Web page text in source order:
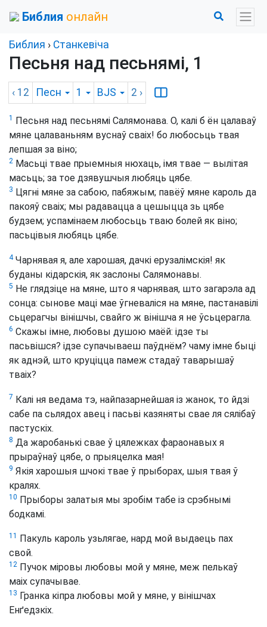
Библия онлайн
Библия › Станкевіча
Песьня над песьнямі, 1
‹ 12 Песн 1 BJS 2 ›
1
Песьня над песьнямі Салямонава. О, калі б ён цалаваў
мяне цалаваньням вуснаў сваіх! бо любосьць твая
лепшая за віно;
2 Масьці твае прыемныя нюхаць, імя твае — вылітая
масьць; за тое дзявушчыя любяць цябе.
3 Цягні мяне за сабою, пабяжым; павёў мяне кароль да
пакояў сваіх; мы радавацца а цешыцца зь цябе
будзем; успамінаем любосьць тваю болей як віно;
пасьцівыя любяць цябе.
4Чарнявая я, але харошая, дачкі ерузалімскія! як
буданы кідарскія, як заслоны Салямонавы.
5 Не глядзіце на мяне, што я чарнявая, што загарэла ад
сонца: сынове маці мае ўгневаліся на мяне, пастанавілі
сьцерагчы вінішчы, свайго ж вінішча я не ўсьцерагла.
6 Скажы імне, любовы душою маёй: ідзе ты
пасьвішся? ідзе супачываеш паўднём? чаму імне быці
як аднэй, што круціцца памеж стадаў таварышаў
тваіх?
7 Калі ня ведама тэ, найпазарнейшая із жанок, то йдзі
сабе па сьлядох авец і пасьві казяняты свае ля сялібаў
пастускіх.
8 Да жаробанькі свае ў цялежках фараонавых я
прыраўнаў цябе, о прыяцелка мая!
9 Якія харошыя шчокі твае ў прыборах, шыя твая ў
кралях.
10 Прыборы залатыя мы зробім табе із срэбнымі
бодкамі.
11 Пакуль кароль узьлягае, нард мой выдаець пах
свой.
12 Пучок міровы любовы мой у мяне, меж пелькаў
маіх супачывае.
13 Гранка кіпра любовы мой у мяне, у вінішчах
Енґедзкіх.